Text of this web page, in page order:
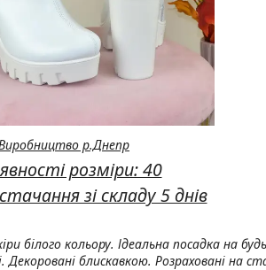
р.Днепр
розміри: 40
зі складу 5 днів
білого кольору. Ідеальна посадка на
Декоровані блискавкою. Розраховані на